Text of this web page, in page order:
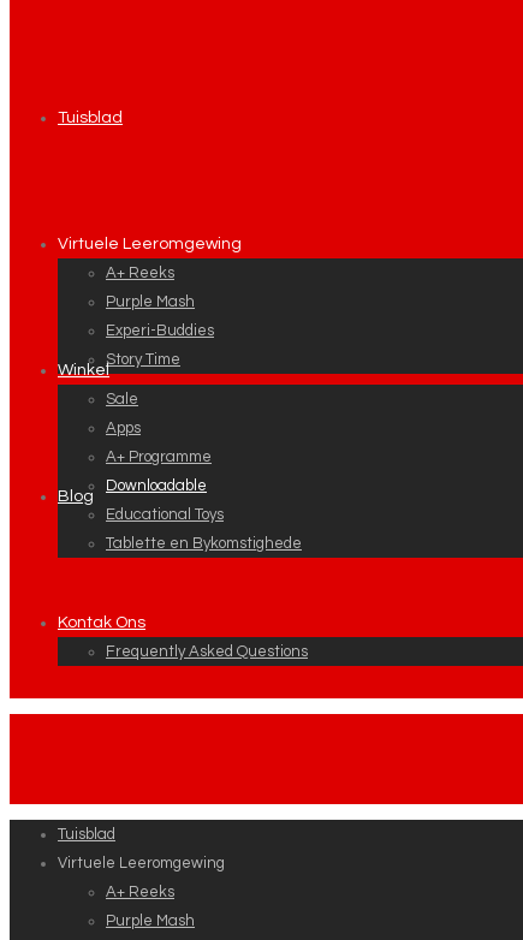
Tuisblad
Virtuele Leeromgewing
A+ Reeks
Purple Mash
Experi-Buddies
Story Time
Winkel
Sale
Apps
A+ Programme
Downloadable
Educational Toys
Tablette en Bykomstighede
Blog
Kontak Ons
Frequently Asked Questions
Tuisblad
Virtuele Leeromgewing
A+ Reeks
Purple Mash